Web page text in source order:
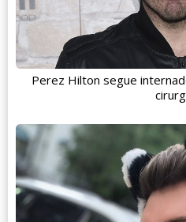
Perez Hilton segue